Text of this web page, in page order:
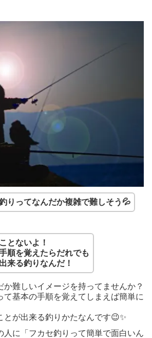
りってなんだか複雑で難しそう💦
とないよ！
順を覚えたらだれでも
来る釣りなんだ！
か難しいイメージを持ってませんか？
て基本の手順を覚えてしまえば簡単に
とが出来る釣りかたなんです😉✨
人に「フカセ釣りって簡単で面白いん